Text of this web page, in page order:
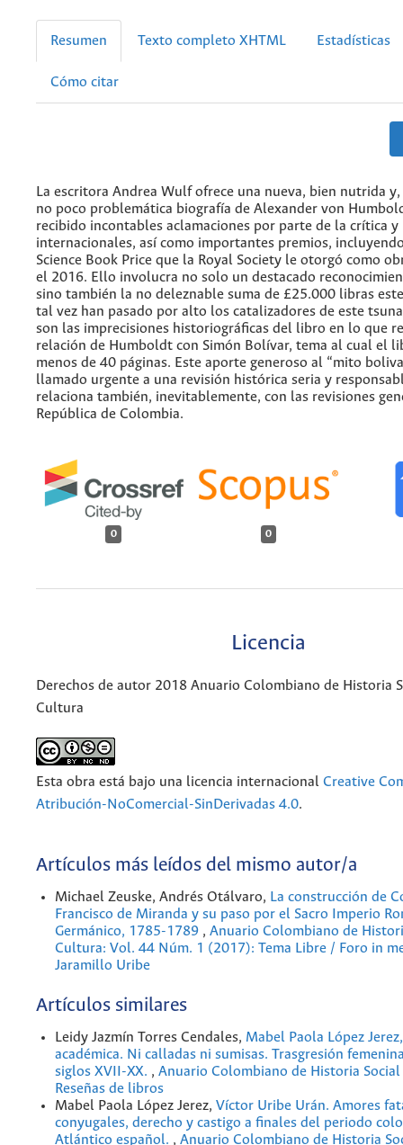
Resumen Texto completo XHTML Estadísticas
Cómo citar
La escritora Andrea Wulf ofrece una nueva, bien nutrida
no poco problemática biografía de Alexander von
recibido incontables aclamaciones por parte de la crítica y
internacionales, así como importantes premios,
Science Book Price que la Royal Society le otorgó como
el 2016. Ello involucra no solo un destacado
sino también la no deleznable suma de £25.000 libras
tal vez han pasado por alto los catalizadores de este
son las imprecisiones historiográficas del libro en lo que
relación de Humboldt con Simón Bolívar, tema al cual el
menos de 40 páginas. Este aporte generoso al “mito
llamado urgente a una revisión histórica seria y
relaciona también, inevitablemente, con las revisiones
República de Colombia.
0 0
Licencia
Derechos de autor 2018 Anuario Colombiano de Historia
Cultura
Esta obra está bajo una licencia internacional Creative
Atribución-NoComercial-SinDerivadas 4.0.
Artículos más leídos del mismo autor/a
Michael Zeuske, Andrés Otálvaro, La construcción de
Francisco de Miranda y su paso por el Sacro Imperio
Germánico, 1785-1789 , Anuario Colombiano de
Cultura: Vol. 44 Núm. 1 (2017): Tema Libre / Foro in
Jaramillo Uribe
Artículos similares
Leidy Jazmín Torres Cendales, Mabel Paola López
académica. Ni calladas ni sumisas. Trasgresión
siglos XVII-XX. , Anuario Colombiano de Historia
Reseñas de libros
Mabel Paola López Jerez, Víctor Uribe Urán. Amores
conyugales, derecho y castigo a finales del periodo
Atlántico español. , Anuario Colombiano de Historia